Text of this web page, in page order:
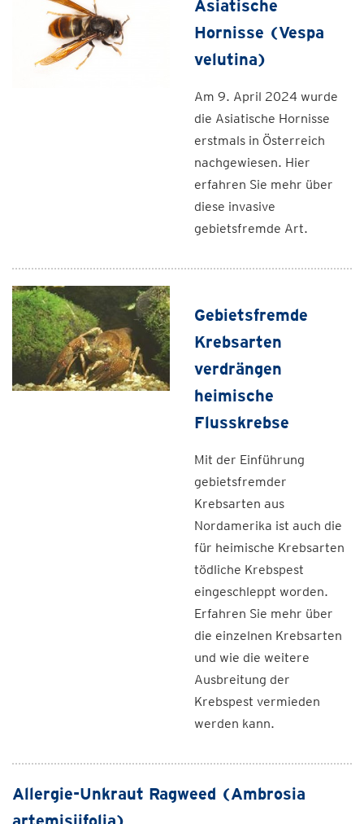
Asiatische
Hornisse (Vespa
velutina)
Am 9. April 2024 wurde
die Asiatische Hornisse
erstmals in Österreich
nachgewiesen. Hier
erfahren Sie mehr über
diese invasive
gebietsfremde Art.
Gebietsfremde
Krebsarten
verdrängen
heimische
Flusskrebse
Mit der Einführung
gebietsfremder
Krebsarten aus
Nordamerika ist auch die
für heimische Krebsarten
tödliche Krebspest
eingeschleppt worden.
Erfahren Sie mehr über
die einzelnen Krebsarten
und wie die weitere
Ausbreitung der
Krebspest vermieden
werden kann.
Allergie-Unkraut Ragweed (Ambrosia